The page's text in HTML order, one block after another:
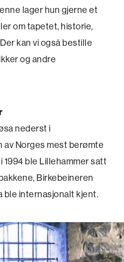
lager hun gjerne et
om tapetet, historie,
kan vi også bestille
og andre
nederst i
av Norges mest berømte
1994 ble Lillehammer satt
Birkebeineren
ble internasjonalt kjent.